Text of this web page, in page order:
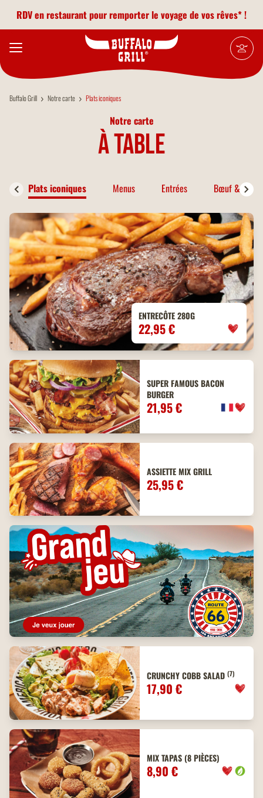
RDV en restaurant pour remporter le voyage de vos rêves* !
Buffalo Grill Notre carte Plats iconiques
Notre carte
à table
Plats iconiques Menus Entrées Bœuf & Bison
ENTRECÔTE 280G
22,95 €
SUPER FAMOUS BACON
BURGER
21,95 €
ASSIETTE MIX GRILL
25,95 €
CRUNCHY COBB SALAD (7)
17,90 €
MIX TAPAS (8 PIÈCES)
8,90 €